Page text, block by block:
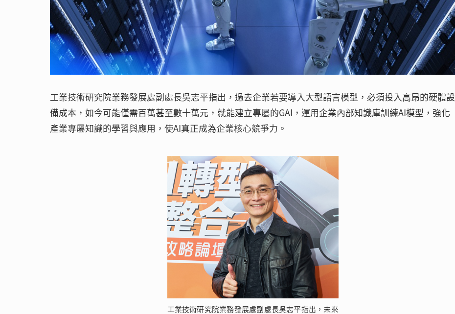
工業技術研究院業務發展處副處長吳志平指出，過去企業若要導入大型語言模型，必須投入高昂的硬體設
備成本，如今可能僅需百萬甚至數十萬元，就能建立專屬的GAI，運用企業內部知識庫訓練AI模型，強化
產業專屬知識的學習與應用，使AI真正成為企業核心競爭力。
工業技術研究院業務發展處副處長吳志平指出，未來